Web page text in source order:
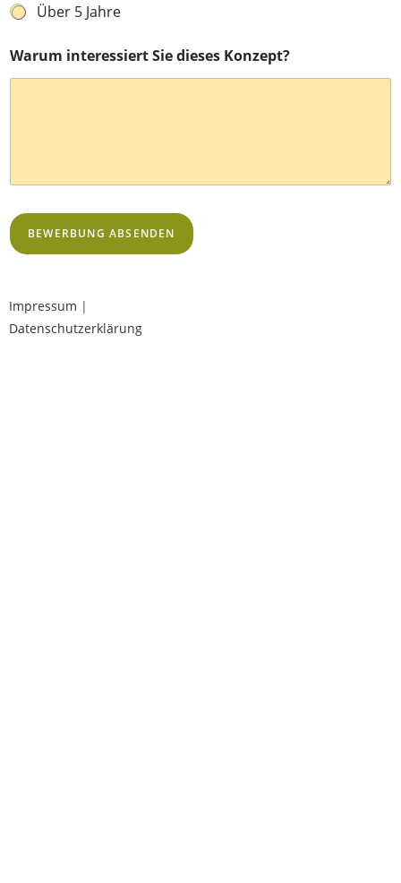
Über 5 Jahre
Warum interessiert Sie dieses Konzept?
BEWERBUNG ABSENDEN
Impressum |
Datenschutzerklärung